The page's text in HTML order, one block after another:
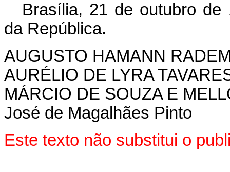
Brasília, 21 de outubro de
da República.
AUGUSTO HAMANN
AURÉLIO DE LYRA
MÁRCIO DE SOUZA E
José de Magalhães Pinto
Este texto não substitui o